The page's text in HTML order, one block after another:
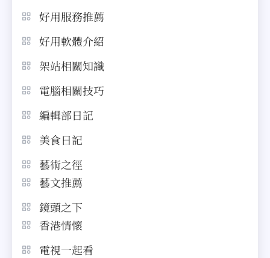
好用服務推薦
好用軟體介紹
架站相關知識
電腦相關技巧
編輯部日記
美食日記
藝術之徑
藝文推薦
鏡頭之下
香港情懷
電視一起看